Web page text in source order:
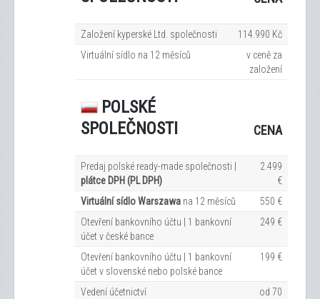
Založení kyperské Ltd. společnosti
114.990 Kč
Virtuální sídlo na 12 měsíců
v ceně za
založení
POLSKÉ
SPOLEČNOSTI
CENA
Predaj polské ready-made společnosti |
plátce DPH (PL DPH)
2.499
€
Virtuální sídlo Warszawa na 12 měsíců
550 €
Otevření bankovního účtu | 1 bankovní
účet v české bance
249 €
Otevření bankovního účtu | 1 bankovní
účet v slovenské nebo polské bance
199 €
Vedení účetnictví
od 70